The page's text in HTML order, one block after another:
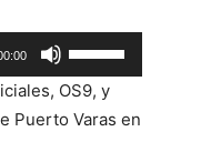
flecha
arriba/abajo
para
aumentar
las
teclas
de
OS9, y
Puerto Varas en